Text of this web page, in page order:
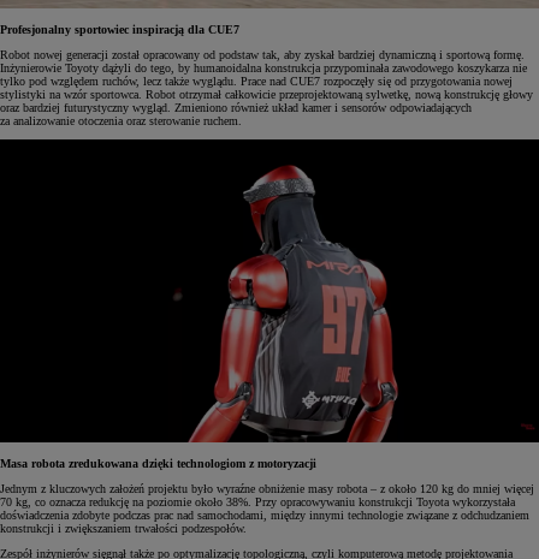
Profesjonalny sportowiec inspiracją dla CUE7
Robot nowej generacji został opracowany od podstaw tak, aby zyskał bardziej dynamiczną i sportową formę.
Inżynierowie Toyoty dążyli do tego, by humanoidalna konstrukcja przypominała zawodowego koszykarza nie
tylko pod względem ruchów, lecz także wyglądu. Prace nad CUE7 rozpoczęły się od przygotowania nowej
stylistyki na wzór sportowca. Robot otrzymał całkowicie przeprojektowaną sylwetkę, nową konstrukcję głowy
oraz bardziej futurystyczny wygląd. Zmieniono również układ kamer i sensorów odpowiadających
za analizowanie otoczenia oraz sterowanie ruchem.
Masa robota zredukowana dzięki technologiom z motoryzacji
Jednym z kluczowych założeń projektu było wyraźne obniżenie masy robota – z około 120 kg do mniej więcej
70 kg, co oznacza redukcję na poziomie około 38%. Przy opracowywaniu konstrukcji Toyota wykorzystała
doświadczenia zdobyte podczas prac nad samochodami, między innymi technologie związane z odchudzaniem
konstrukcji i zwiększaniem trwałości podzespołów.
Zespół inżynierów sięgnął także po optymalizację topologiczną, czyli komputerową metodę projektowania